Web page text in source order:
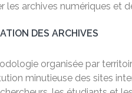
les archives numériques et
DES ARCHIVES
organisée par
minutieuse des sites